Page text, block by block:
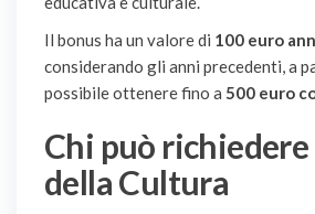
Il bonus ha un valore di 100 euro
considerando gli anni precedenti, a
possibile ottenere fino a 500 euro
Chi può richiedere
della Cultura